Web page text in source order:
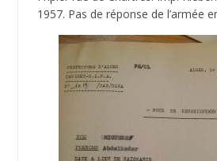
1957. Pas de réponse de l’armée